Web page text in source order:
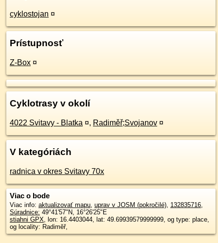
cyklostojan ¤
Prístupnosť
Z-Box ¤
Cyklotrasy v okolí
4022 Svitavy - Blatka ¤, Radiměř;Svojanov ¤
V kategóriách
radnica v okres Svitavy 70x
Viac o bode
Viac info: aktualizovať mapu, uprav v JOSM (pokročilé), 132835716,
Súradnice: 49°41'57"N, 16°26'25"E
stiahni GPX, lon: 16.4403044, lat: 49.69939579999999, og type: place,
og locality: Radiměř,